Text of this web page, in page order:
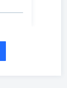
体活检大
界。肿瘤基因检测
双抗、ADC等创新
赛道布局更新》
业链持续高景气